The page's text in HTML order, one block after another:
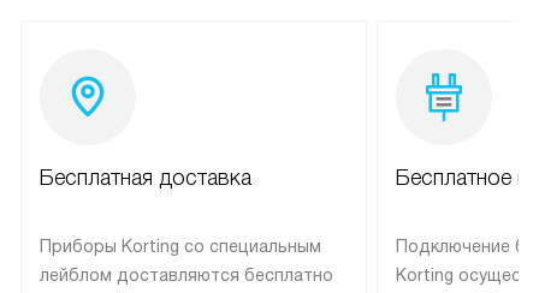
Бесплатная доставка
Приборы Korting со специальным
лейблом доставляются бесплатно
Бесплатное
Подключение
Korting